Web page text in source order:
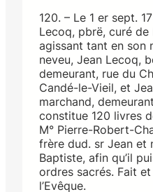
120. – Le 1 er sept.
Lecoq, pbrë, curé
agissant tant en son
neveu, Jean Lecoq,
demeurant, rue du
Candé-le-Vieil, et
marchand,
constitue 120 livres
M° Pierre-Robert-
frère dud. sr Jean et
Baptiste, afin qu’il
ordres sacrés. Fait
l’Evêque.